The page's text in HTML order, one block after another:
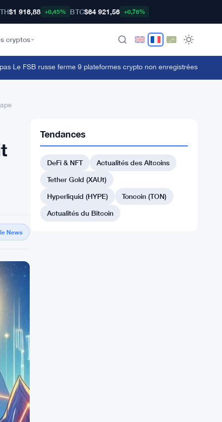
$1 916,88 +0,45% BTC$64 921,56 +0,78%
cryptos
Le FSB russe ferme 9 plateformes crypto non enregistrées dans une
News
Tendances
DeFi & NFT
Actualités des Altcoins
Tether Gold (XAUt)
Hyperliquid (HYPE)
Toncoin (TON)
Actualités du Bitcoin